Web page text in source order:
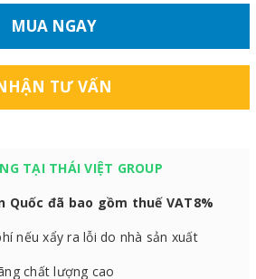
MUA NGAY
TƯ VẤN
TẠI THÁI VIỆT GROUP
Quốc đã bao gồm thuế VAT8%
nếu xẩy ra lỗi do nhà sản xuất
chất lượng cao